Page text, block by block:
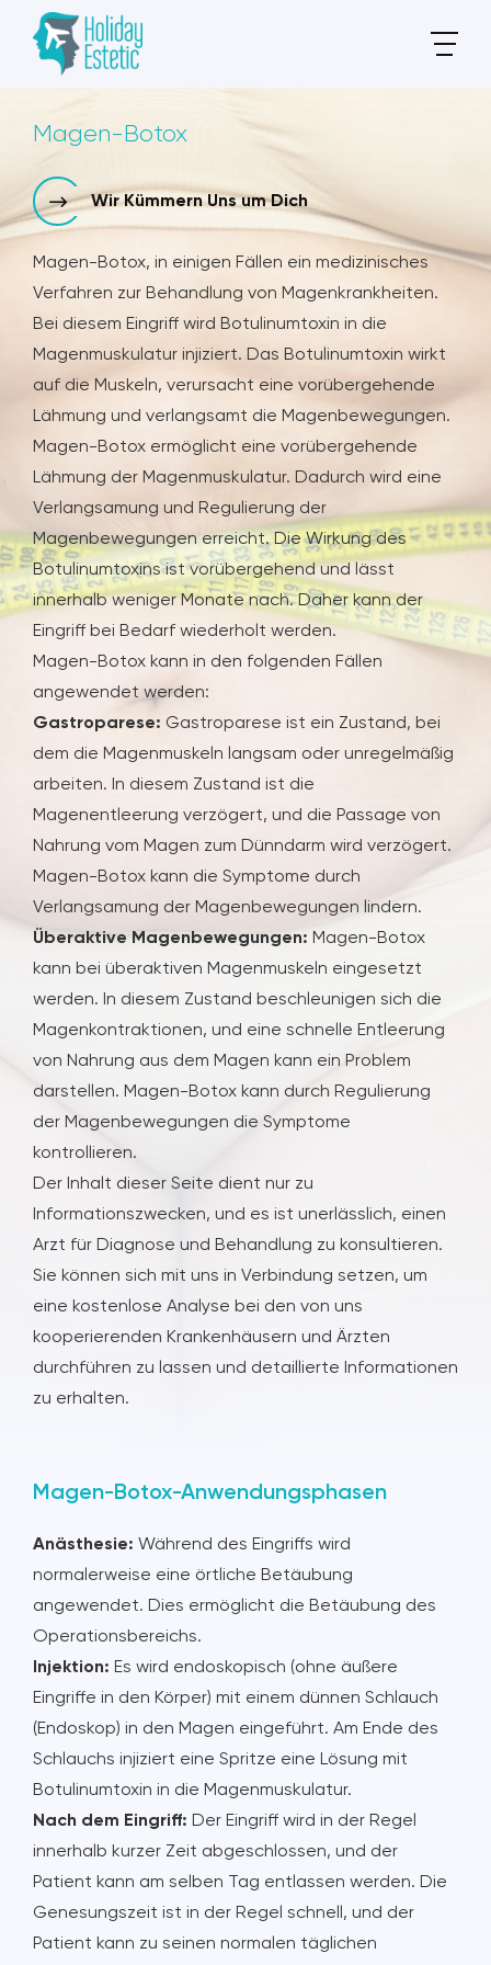
Magen-Botox
Wir Kümmern Uns um Dich
Magen-Botox, in einigen Fällen ein medizinisches
Verfahren zur Behandlung von Magenkrankheiten.
Bei diesem Eingriff wird Botulinumtoxin in die
Magenmuskulatur injiziert. Das Botulinumtoxin wirkt
auf die Muskeln, verursacht eine vorübergehende
Lähmung und verlangsamt die Magenbewegungen.
Magen-Botox ermöglicht eine vorübergehende
Lähmung der Magenmuskulatur. Dadurch wird eine
Verlangsamung und Regulierung der
Magenbewegungen erreicht. Die Wirkung des
Botulinumtoxins ist vorübergehend und lässt
innerhalb weniger Monate nach. Daher kann der
Eingriff bei Bedarf wiederholt werden.
Magen-Botox kann in den folgenden Fällen
angewendet werden:
Gastroparese: Gastroparese ist ein Zustand, bei
dem die Magenmuskeln langsam oder unregelmäßig
arbeiten. In diesem Zustand ist die
Magenentleerung verzögert, und die Passage von
Nahrung vom Magen zum Dünndarm wird verzögert.
Magen-Botox kann die Symptome durch
Verlangsamung der Magenbewegungen lindern.
Überaktive Magenbewegungen: Magen-Botox
kann bei überaktiven Magenmuskeln eingesetzt
werden. In diesem Zustand beschleunigen sich die
Magenkontraktionen, und eine schnelle Entleerung
von Nahrung aus dem Magen kann ein Problem
darstellen. Magen-Botox kann durch Regulierung
der Magenbewegungen die Symptome
kontrollieren.
Der Inhalt dieser Seite dient nur zu
Informationszwecken, und es ist unerlässlich, einen
Arzt für Diagnose und Behandlung zu konsultieren.
Sie können sich mit uns in Verbindung setzen, um
eine kostenlose Analyse bei den von uns
kooperierenden Krankenhäusern und Ärzten
durchführen zu lassen und detaillierte Informationen
zu erhalten.
Magen-Botox-Anwendungsphasen
Anästhesie: Während des Eingriffs wird
normalerweise eine örtliche Betäubung
angewendet. Dies ermöglicht die Betäubung des
Operationsbereichs.
Injektion: Es wird endoskopisch (ohne äußere
Eingriffe in den Körper) mit einem dünnen Schlauch
(Endoskop) in den Magen eingeführt. Am Ende des
Schlauchs injiziert eine Spritze eine Lösung mit
Botulinumtoxin in die Magenmuskulatur.
Nach dem Eingriff: Der Eingriff wird in der Regel
innerhalb kurzer Zeit abgeschlossen, und der
Patient kann am selben Tag entlassen werden. Die
Genesungszeit ist in der Regel schnell, und der
Patient kann zu seinen normalen täglichen